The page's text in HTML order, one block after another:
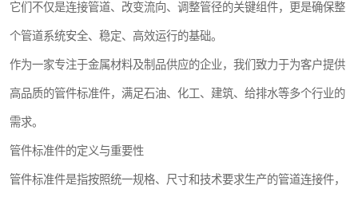
它们不仅是连接管道、改变流向、调整管径的关键组件，更是确保整
个管道系统安全、稳定、高效运行的基础。
作为一家专注于金属材料及制品供应的企业，我们致力于为客户提供
高品质的管件标准件，满足石油、化工、建筑、给排水等多个行业的
需求。
管件标准件的定义与重要性
管件标准件是指按照统一规格、尺寸和技术要求生产的管道连接件，